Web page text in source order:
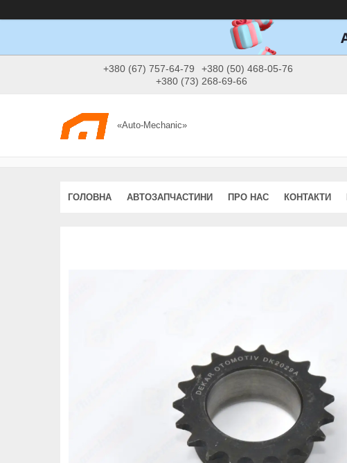
+380 (67) 757-64-79
+380 (50) 468-05-76
+380 (73) 268-69-66
«Auto-Mechanic»
ГОЛОВНА АВТОЗАПЧАСТИНИ ПРО НАС КОНТАКТИ